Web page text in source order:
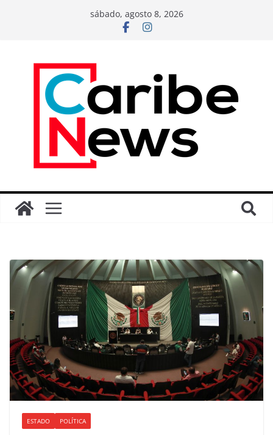
sábado, agosto 8, 2026
ESTADO POLÍTICA